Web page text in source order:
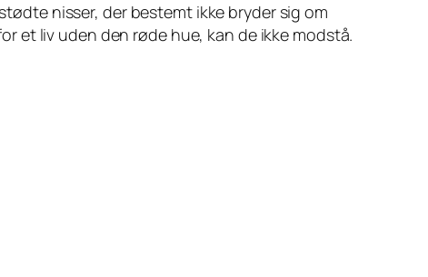
nisser, der bestemt ikke bryder sig om
et liv uden den røde hue, kan de ikke modstå.